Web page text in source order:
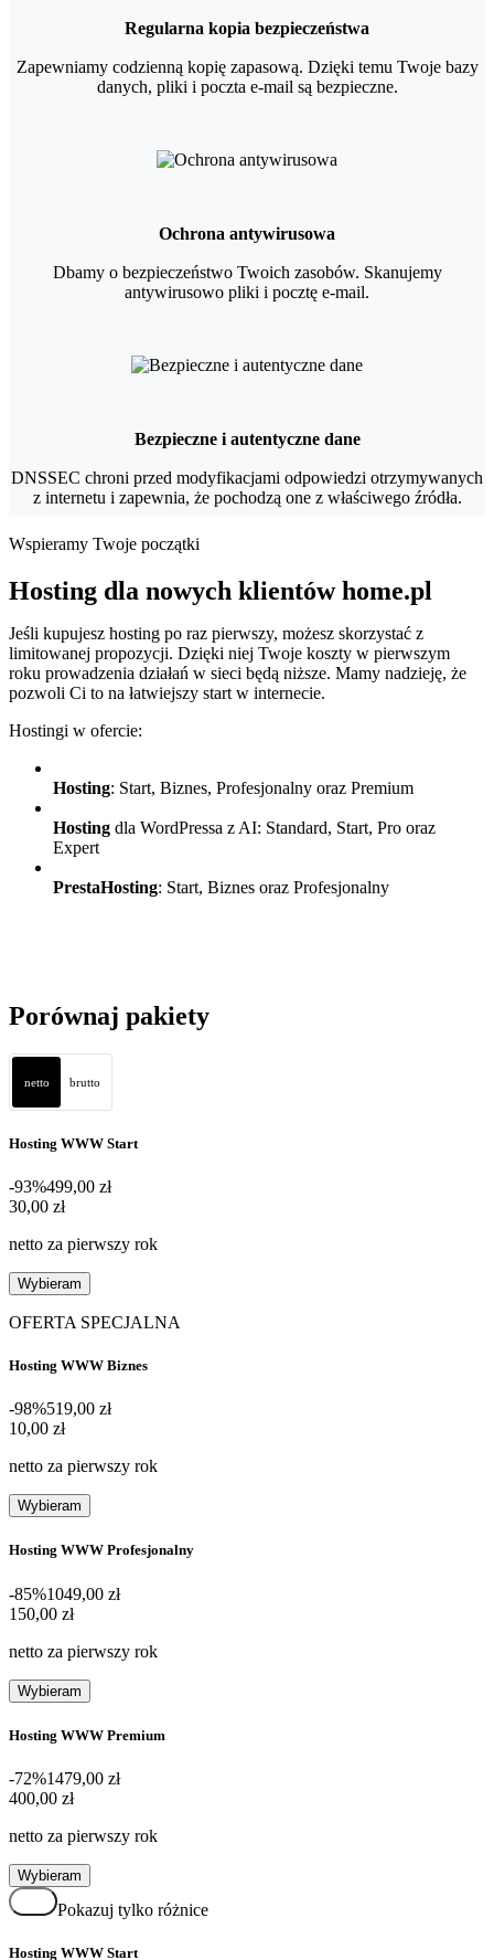
Regularna kopia bezpieczeństwa
Zapewniamy codzienną kopię zapasową. Dzięki temu Twoje bazy
danych, pliki i poczta e-mail są bezpieczne.
Ochrona antywirusowa
Dbamy o bezpieczeństwo Twoich zasobów. Skanujemy
antywirusowo pliki i pocztę e-mail.
Bezpieczne i autentyczne dane
DNSSEC chroni przed modyfikacjami odpowiedzi otrzymywanych
z internetu i zapewnia, że pochodzą one z właściwego źródła.
Wspieramy Twoje początki
Hosting dla nowych klientów home.pl
Jeśli kupujesz hosting po raz pierwszy, możesz skorzystać z
limitowanej propozycji. Dzięki niej Twoje koszty w pierwszym
roku prowadzenia działań w sieci będą niższe. Mamy nadzieję, że
pozwoli Ci to na łatwiejszy start w internecie.
Hostingi w ofercie:
Hosting: Start, Biznes, Profesjonalny oraz Premium
Hosting dla WordPressa z AI: Standard, Start, Pro oraz
Expert
PrestaHosting: Start, Biznes oraz Profesjonalny
Porównaj pakiety
netto brutto
Hosting WWW Start
-93%499,00 zł
30,00 zł
30,00 zł
netto za pierwszy rok
Wybieram
OFERTA SPECJALNA
Hosting WWW Biznes
-98%519,00 zł
10,00 zł
10,00 zł
netto za pierwszy rok
Wybieram
Hosting WWW Profesjonalny
-85%1049,00 zł
150,00 zł
150,00 zł
netto za pierwszy rok
Wybieram
Hosting WWW Premium
-72%1479,00 zł
400,00 zł
400,00 zł
netto za pierwszy rok
Wybieram
Pokazuj tylko różnice
Hosting WWW Start